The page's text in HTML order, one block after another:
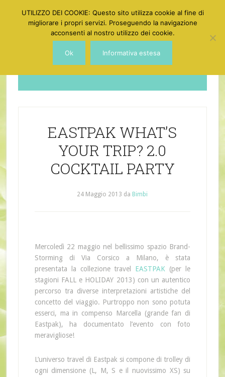
Dotgirl
EASTPAK WHAT’S
YOUR TRIP? 2.0
COCKTAIL PARTY
24 Maggio 2013 da Bimbi
Mercoledì 22 maggio nel bellissimo spazio Brand-
Storming di Via Corsico a Milano, è stata
presentata la collezione travel EASTPAK (per le
stagioni FALL e HOLIDAY 2013) con un autentico
percorso tra diverse interpretazioni artistiche del
concetto del viaggio. Purtroppo non sono potuta
esserci, ma in compenso Marcella (grande fan di
Eastpak), ha documentato l’evento con foto
meravigliose!
L’universo travel di Eastpak si compone di trolley di
ogni dimensione (L, M, S e il nuovissimo XS) su
UTILIZZO DEI COOKIE: Questo sito utilizza cookie al fine di
migliorare i propri servizi. Proseguendo la navigazione
acconsenti al nostro utilizzo dei cookie.
Ok Informativa estesa